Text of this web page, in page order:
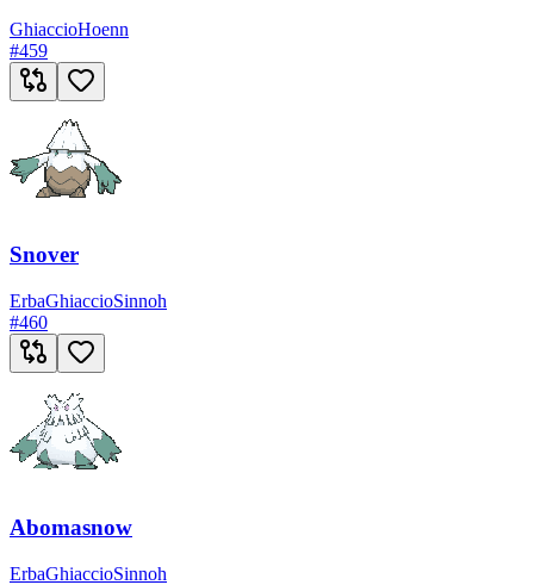
GhiaccioHoenn
#459
Snover
ErbaGhiaccioSinnoh
#460
Abomasnow
ErbaGhiaccioSinnoh